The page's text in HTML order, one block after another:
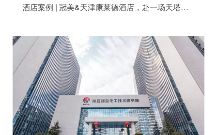
酒店案例 | 冠美&天津康莱德酒店，赴一场天塔湖畔的奢华盛宴